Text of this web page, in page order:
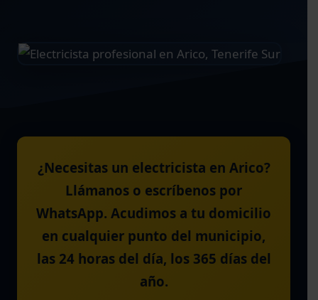
¿Necesitas un electricista en Arico?
Llámanos o escríbenos por
WhatsApp. Acudimos a tu domicilio
en cualquier punto del municipio,
las 24 horas del día, los 365 días del
año.